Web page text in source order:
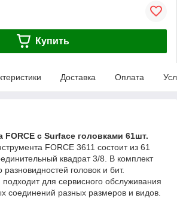
Купить
Доставка Оплата
FORCE с Surface головками 61шт.
FORCE 3611 состоит из 61
квадрат 3/8. В комплект
головок и бит.
для сервисного обслуживания
соединений разных размеров и видов.